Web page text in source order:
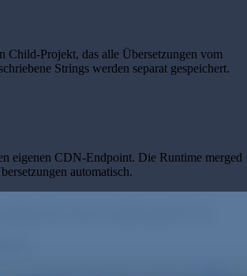
Child-Projekt, das alle Übersetzungen vom
Strings werden separat gespeichert.
eigenen CDN-Endpoint. Die Runtime merged
automatisch.